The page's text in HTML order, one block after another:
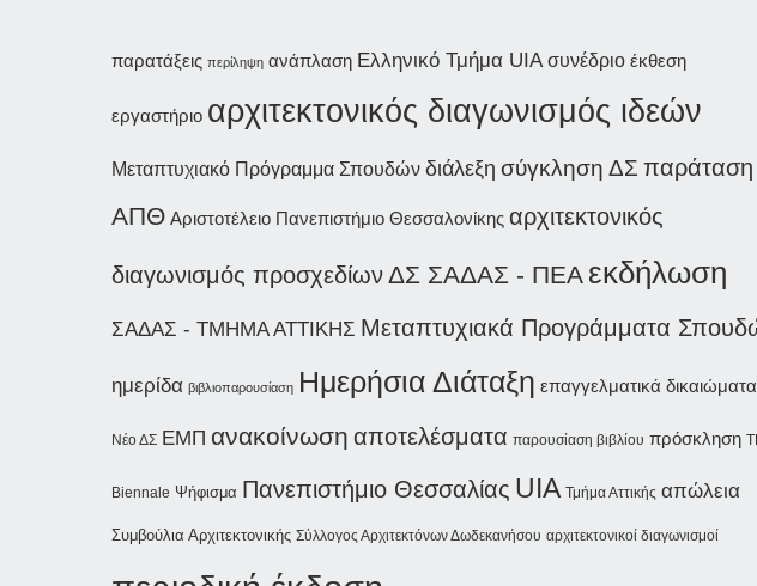
παρατάξεις περίληψη ανάπλαση Ελληνικό Τμήμα UIA συνέδριο έκθεση
εργαστήριο αρχιτεκτονικός διαγωνισμός ιδεών
Μεταπτυχιακό Πρόγραμμα Σπουδών διάλεξη σύγκληση ΔΣ παράταση
ΑΠΘ Αριστοτέλειο Πανεπιστήμιο Θεσσαλονίκης αρχιτεκτονικός
διαγωνισμός προσχεδίωνΔΣ ΣΑΔΑΣ - ΠΕΑ εκδήλωση
ΣΑΔΑΣ - ΤΜΗΜΑ ΑΤΤΙΚΗΣ Μεταπτυχιακά Προγράμματα
ημερίδα βιβλιοπαρουσίαση Ημερήσια Διάταξη επαγγελματικά δικαιώματα
Νέο ΔΣ ΕΜΠ ανακοίνωση αποτελέσματα παρουσίαση βιβλίου πρόσκληση
Biennale Ψήφισμα Πανεπιστήμιο Θεσσαλίας UIA Τμήμα Αττικής απώλεια
Συμβούλια Αρχιτεκτονικής Σύλλογος Αρχιτεκτόνων Δωδεκανήσου αρχιτεκτονικοί διαγωνισμοί